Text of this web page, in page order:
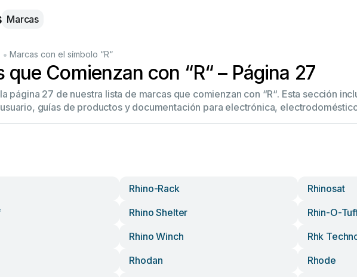
Marcas
• Marcas con el símbolo “R“
que Comienzan con “R“ – Página 27
página 27 de nuestra lista de marcas que comienzan con “R“. Esta sección
guías de productos y documentación para electrónica,
Rhino-Rack
Rhinosat
Rhino Shelter
Rhin-O-
Rhino Winch
Rhk
Rhodan
Rhode